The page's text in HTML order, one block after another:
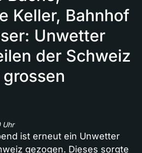
Keller, Bahnhof
Unwetter
der Schweiz
Uhr
ist erneut ein Unwetter
gezogen. Dieses sorgte